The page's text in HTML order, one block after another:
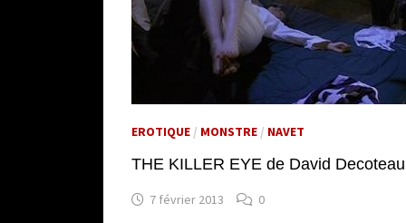
EROTIQUE / MONSTRE / NAVET
THE KILLER EYE de David
7 février 2013 0